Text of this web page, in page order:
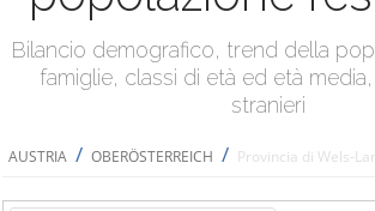
Bilancio demografico, trend della
famiglie, classi di età ed età
stranieri
AUSTRIA / OBERÖSTERREICH / Provincia di Wels-